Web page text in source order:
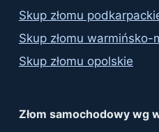
Skup złomu
Skup złomu warmińsko-
Skup złomu opolskie
Złom samochodowy wg